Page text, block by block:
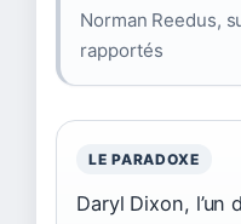
Norman Reedus,
rapportés
LE PARADOXE
Daryl Dixon,